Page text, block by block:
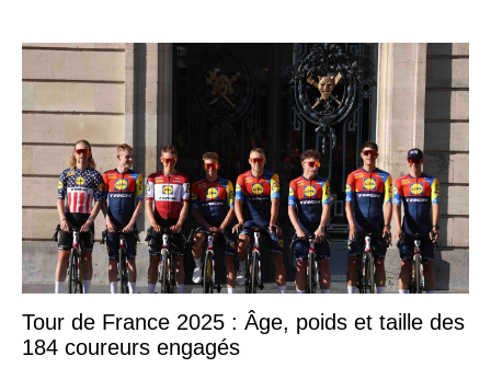
Tour de France 2025 : Âge, poids et taille des
184 coureurs engagés